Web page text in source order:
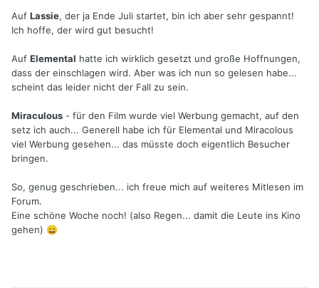
Auf Lassie, der ja Ende Juli startet, bin ich aber sehr gespannt!
Ich hoffe, der wird gut besucht!
Auf Elemental hatte ich wirklich gesetzt und große Hoffnungen,
dass der einschlagen wird. Aber was ich nun so gelesen habe...
scheint das leider nicht der Fall zu sein.
Miraculous - für den Film wurde viel Werbung gemacht, auf den
setz ich auch... Generell habe ich für Elemental und Miracolous
viel Werbung gesehen... das müsste doch eigentlich Besucher
bringen.
So, genug geschrieben... ich freue mich auf weiteres Mitlesen im
Forum.
Eine schöne Woche noch! (also Regen... damit die Leute ins Kino
gehen) 😄